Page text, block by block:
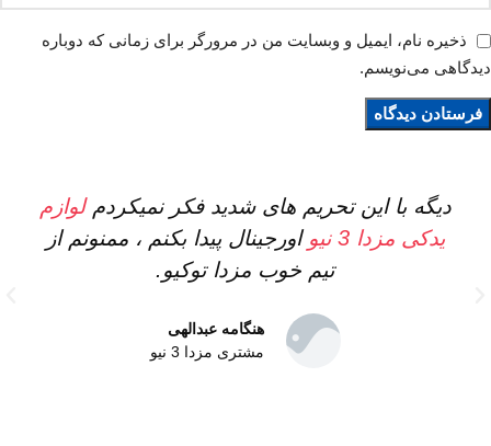
ذخیره نام، ایمیل و وبسایت من در مرورگر برای زمانی که دوباره
دیدگاهی می‌نویسم.
دیگه با این تحریم های شدید فکر نمیکردملوازم
یدکی مزدا 3 نیو
اورجینال پیدا بکنم ، ممنونم از
تیم خوب مزدا توکیو.
هنگامه عبدالهی
مشتری مزدا 3 نیو